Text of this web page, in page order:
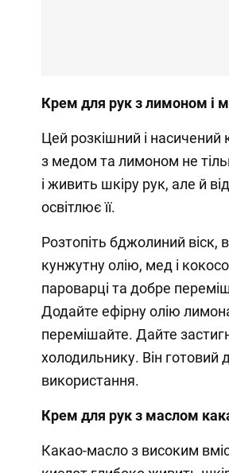
Крем для рук з лимоном і
Цей розкішний і насичений
з медом та лимоном не
і живить шкіру рук, але й
освітлює її.
Розтопіть бджолиний віск,
кунжутну олію, мед і
пароварці та добре
Додайте ефірну олію
перемішайте. Дайте
холодильнику. Він готовий
використання.
Крем для рук з маслом
Какао-масло з високим